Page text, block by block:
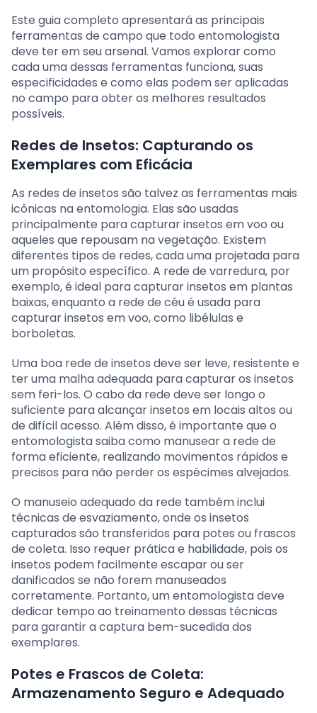
Este guia completo apresentará as principais
ferramentas de campo que todo entomologista
deve ter em seu arsenal. Vamos explorar como
cada uma dessas ferramentas funciona, suas
especificidades e como elas podem ser aplicadas
no campo para obter os melhores resultados
possíveis.
Redes de Insetos: Capturando os
Exemplares com Eficácia
As redes de insetos são talvez as ferramentas mais
icônicas na entomologia. Elas são usadas
principalmente para capturar insetos em voo ou
aqueles que repousam na vegetação. Existem
diferentes tipos de redes, cada uma projetada para
um propósito específico. A rede de varredura, por
exemplo, é ideal para capturar insetos em plantas
baixas, enquanto a rede de céu é usada para
capturar insetos em voo, como libélulas e
borboletas.
Uma boa rede de insetos deve ser leve, resistente e
ter uma malha adequada para capturar os insetos
sem feri-los. O cabo da rede deve ser longo o
suficiente para alcançar insetos em locais altos ou
de difícil acesso. Além disso, é importante que o
entomologista saiba como manusear a rede de
forma eficiente, realizando movimentos rápidos e
precisos para não perder os espécimes alvejados.
O manuseio adequado da rede também inclui
técnicas de esvaziamento, onde os insetos
capturados são transferidos para potes ou frascos
de coleta. Isso requer prática e habilidade, pois os
insetos podem facilmente escapar ou ser
danificados se não forem manuseados
corretamente. Portanto, um entomologista deve
dedicar tempo ao treinamento dessas técnicas
para garantir a captura bem-sucedida dos
exemplares.
Potes e Frascos de Coleta:
Armazenamento Seguro e Adequado